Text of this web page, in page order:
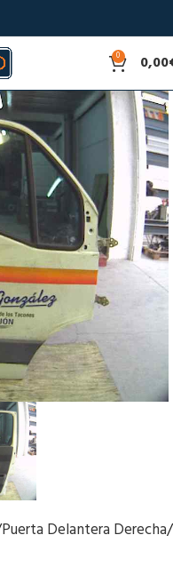
0 0,00
Puerta Delantera Derecha